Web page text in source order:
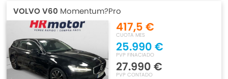
VOLVO V60 Momentum?Pro
417,5 €
CUOTA MES
25.990 €
PVP FINACIADO
27.990 €
PVP CONTADO